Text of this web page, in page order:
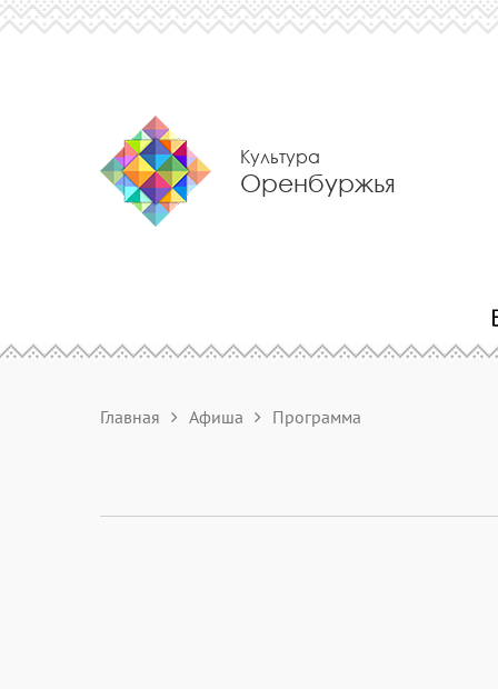
Культура
Оренбуржья
Главная Афиша Программа